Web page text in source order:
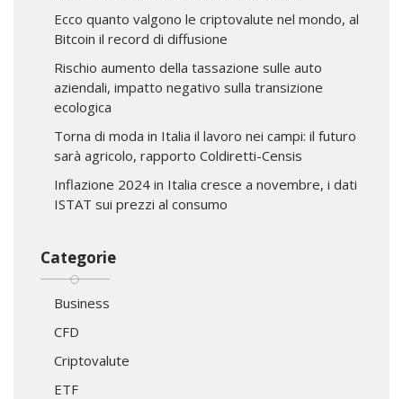
Ecco quanto valgono le criptovalute nel mondo, al
Bitcoin il record di diffusione
Rischio aumento della tassazione sulle auto
aziendali, impatto negativo sulla transizione
ecologica
Torna di moda in Italia il lavoro nei campi: il futuro
sarà agricolo, rapporto Coldiretti-Censis
Inflazione 2024 in Italia cresce a novembre, i dati
ISTAT sui prezzi al consumo
Categorie
Business
CFD
Criptovalute
ETF